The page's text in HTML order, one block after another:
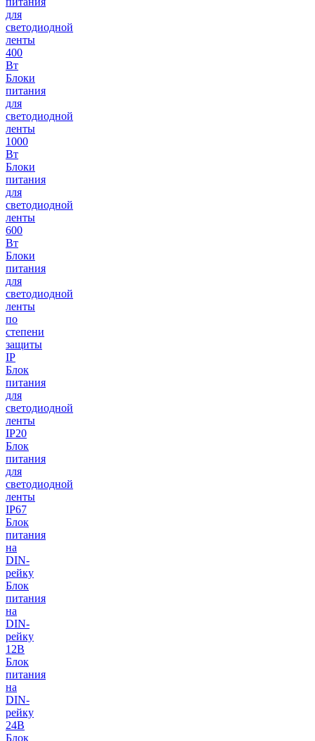
для
светодиодной
ленты
400
Вт
Блоки
питания
для
светодиодной
ленты
1000
Вт
Блоки
питания
для
светодиодной
ленты
600
Вт
Блоки
питания
для
светодиодной
ленты
по
степени
защиты
IP
Блок
питания
для
светодиодной
ленты
IP20
Блок
питания
для
светодиодной
ленты
IP67
Блок
питания
на
DIN-
рейку
Блок
питания
на
DIN-
рейку
12В
Блок
питания
на
DIN-
рейку
24В
Блок